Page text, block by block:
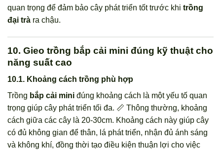
quan trọng để đảm bảo cây phát triển tốt trước khi trồng
đại trà ra chậu.
10. Gieo trồng bắp cải mini đúng kỹ thuật cho
năng suất cao
10.1. Khoảng cách trồng phù hợp
Trồng bắp cải mini đúng khoảng cách là một yếu tố quan
trọng giúp cây phát triển tối đa. 📏 Thông thường, khoảng
cách giữa các cây là 20-30cm. Khoảng cách này giúp cây
có đủ không gian để thân, lá phát triển, nhận đủ ánh sáng
và không khí, đồng thời tạo điều kiện thuận lợi cho việc